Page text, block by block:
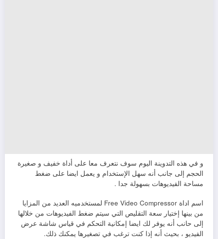
و في هذه التدوينة اليوم سوف نتعرف معا على أداة خفيف و صغيرة
الحجم إلى جانب أنه سهل الإستخدام و يعمل ايضا على ضغط
مساحة الفيديوهات بسهولة جدا .
اسم اداة Free Video Compressor لمستخدميه العديد من المزايا
من بينها إختيار سعة التقليص التي سيتم ضغط الفيديوهات من خلالها
إلى حانب أنه يوفر لك ايضا إمكانية التحكم في قياس شاشة عرض
الفيديو ، بحيث أنه إذا كنت ترغب في تصغيرها يمكنك ذلك.